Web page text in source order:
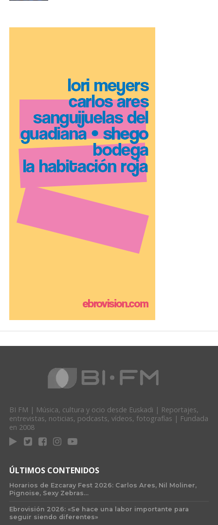
BI FM | Música, cultura y ocio desde Euskadi | Reportajes,
entrevistas, noticias, podcasts, vídeos, fotografías | Fundada
en 2008
ÚLTIMOS CONTENIDOS
Horarios de Ezcaray Fest 2026: Carlos Ares, Nil Moliner,
Pignoise, Sexy Zebras…
Ebrovisión 2026: «Se hace una labor importante para
seguir siendo diferentes»